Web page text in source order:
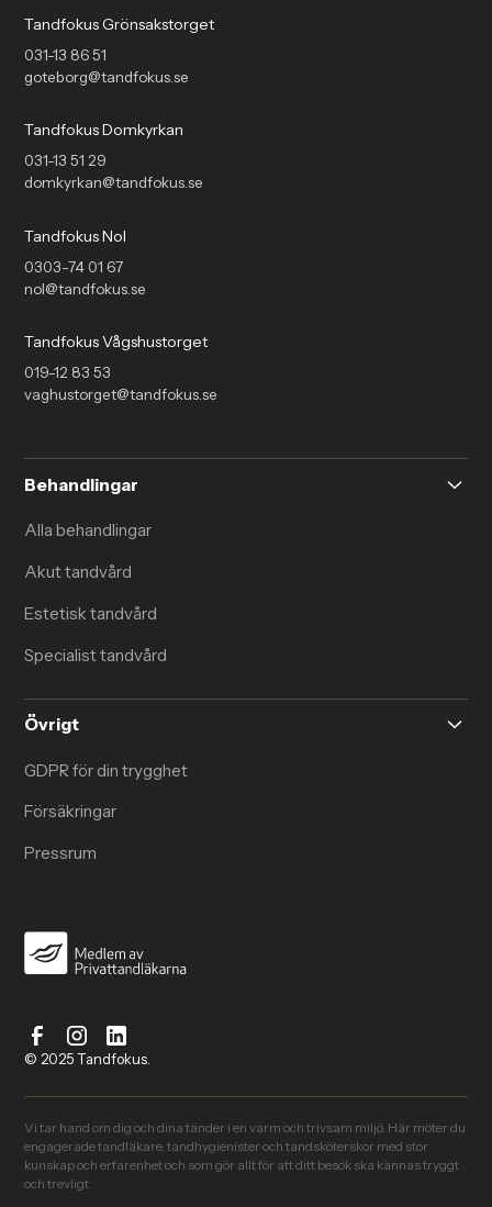
Tandfokus Grönsakstorget
goteborg@tandfokus.se
031-13 86 51
Tandfokus Domkyrkan
domkyrkan@tandfokus.se
031-13 51 29
Tandfokus Nol
nol@tandfokus.se
0303-74 01 67
Tandfokus Vågshustorget
vaghustorget@tandfokus.se
019-12 83 53
Behandlingar
Alla behandlingar
Akut tandvård
Estetisk tandvård
Specialist tandvård
Övrigt
GDPR för din trygghet
Försäkringar
Pressrum
© 2025 Tandfokus.
Vi tar hand om dig och dina tänder i en varm och trivsam miljö. Här möter du
engagerade tandläkare, tandhygienister och tandsköterskor med stor
kunskap och erfarenhet och som gör allt för att ditt besök ska kännas tryggt
och trevligt.